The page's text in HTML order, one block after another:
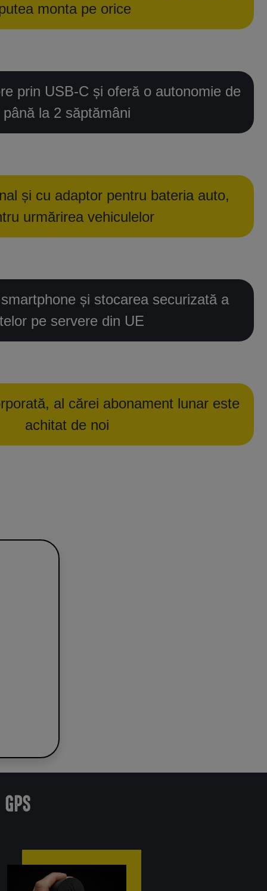
monta pe orice
prin USB-C și oferă o autonomie de
până la 2 săptămâni
și cu adaptor pentru bateria auto,
urmărirea vehiculelor
și stocarea securizată a
pe servere din UE
al cărei abonament lunar este
achitat de noi